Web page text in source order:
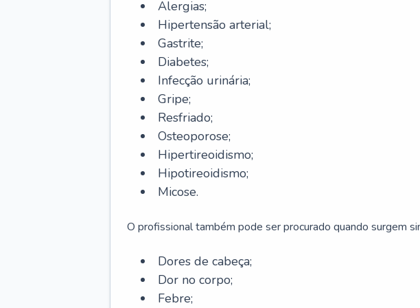
Alergias;
Hipertensão arterial;
Gastrite;
Diabetes;
Infecção urinária;
Gripe;
Resfriado;
Osteoporose;
Hipertireoidismo;
Hipotireoidismo;
Micose.
O profissional também pode ser procurado quando surgem
Dores de cabeça;
Dor no corpo;
Febre;